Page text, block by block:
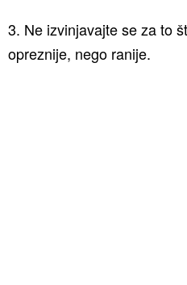
3. Ne izvinjavajte se za to
opreznije, nego ranije.